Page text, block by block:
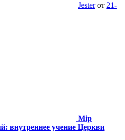
Jesterот 21-
Мiр
внутреннее учение Церкви